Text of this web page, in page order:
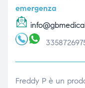
emergenza
Freddy P è un